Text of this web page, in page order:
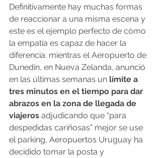
Definitivamente hay muchas formas
de reaccionar a una misma escena y
este es el ejemplo perfecto de cómo
la empatía es capaz de hacer la
diferencia: mientras el Aeropuerto de
Dunedin, en Nueva Zelanda, anunció
en las últimas semanas un límite a
tres minutos en el tiempo para dar
abrazos en la zona de llegada de
viajeros adjudicando que “para
despedidas cariñosas” mejor se use
el parking, Aeropuertos Uruguay ha
decidido tomar la posta y